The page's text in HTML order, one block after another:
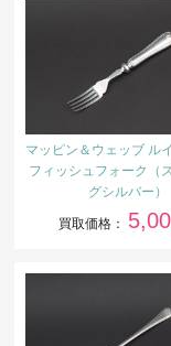
マッピン＆ウェッブ ル
フィッシュフォーク（
グシルバー）
買取価格：